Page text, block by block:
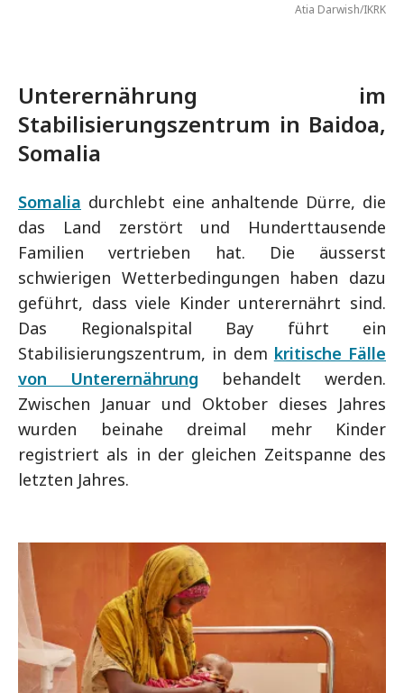
Atia Darwish/IKRK
Unterernährung im
Stabilisierungszentrum in Baidoa,
Somalia
Somalia durchlebt eine anhaltende Dürre, die
das Land zerstört und Hunderttausende
Familien vertrieben hat. Die äusserst
schwierigen Wetterbedingungen haben dazu
geführt, dass viele Kinder unterernährt sind.
Das Regionalspital Bay führt ein
Stabilisierungszentrum, in dem kritische Fälle
von Unterernährung behandelt werden.
Zwischen Januar und Oktober dieses Jahres
wurden beinahe dreimal mehr Kinder
registriert als in der gleichen Zeitspanne des
letzten Jahres.